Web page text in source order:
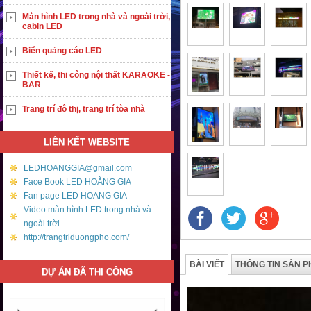
BÀI VIẾT THÔNG TIN SẢN
Màn hình LED trong nhà và ngoài trời,
cabin LED
Biển quảng cáo LED
Thiết kế, thi công nội thất KARAOKE -
BAR
Trang trí đô thị, trang trí tòa nhà
LIÊN KẾT WEBSITE
LEDHOANGGIA@gmail.com
Face Book LED HOÀNG GIA
Fan page LED HOANG GIA
Video màn hình LED trong nhà và
ngoài trời
http://trangtriduongpho.com/
DỰ ÁN ĐÃ THI CÔNG